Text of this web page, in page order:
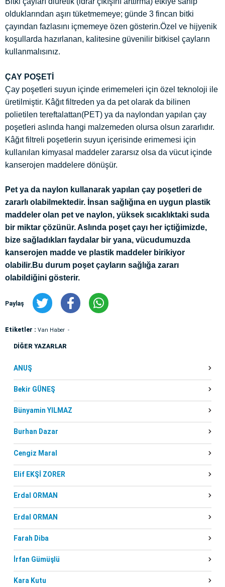
olduklarından aşırı tüketmemeye; günde 3 fincan bitki
çayından fazlasını içmemeye özen gösterin.Özel ve hijyenik
koşullarda hazırlanan, kalitesine güvenilir bitkisel çayların
kullanmalısınız.
ÇAY POŞETİ
Çay poşetleri suyun içinde erimemeleri için özel teknoloji ile
üretilmiştir. Kâğıt filtreden ya da pet olarak da bilinen
polietilen tereftalattan(PET) ya da naylondan yapılan çay
poşetleri aslında hangi malzemeden olursa olsun zararlıdır.
Kâğıt filtreli poşetlerin suyun içerisinde erimemesi için
kullanılan kimyasal maddeler zararsız olsa da vücut içinde
kanserojen maddelere dönüşür.
Pet ya da naylon kullanarak yapılan çay poşetleri de
zararlı olabilmektedir. İnsan sağlığına en uygun plastik
maddeler olan pet ve naylon, yüksek sıcaklıktaki suda
bir miktar çözünür. Aslında poşet çayı her içtiğimizde,
bize sağladıkları faydalar bir yana, vücudumuzda
kanserojen madde ve plastik maddeler birikiyor
olabilir.Bu durum poşet çayların sağlığa zararı
olabildiğini gösterir.
Paylaş
Etiketler : Van Haber
DİĞER YAZARLAR
ANUŞ
Bekir GÜNEŞ
Bünyamin YILMAZ
Burhan Dazar
Cengiz Maral
Elif EKŞİ ZORER
Erdal ORMAN
Erdal ORMAN
Farah Diba
İrfan Gümüşlü
Kara Kutu